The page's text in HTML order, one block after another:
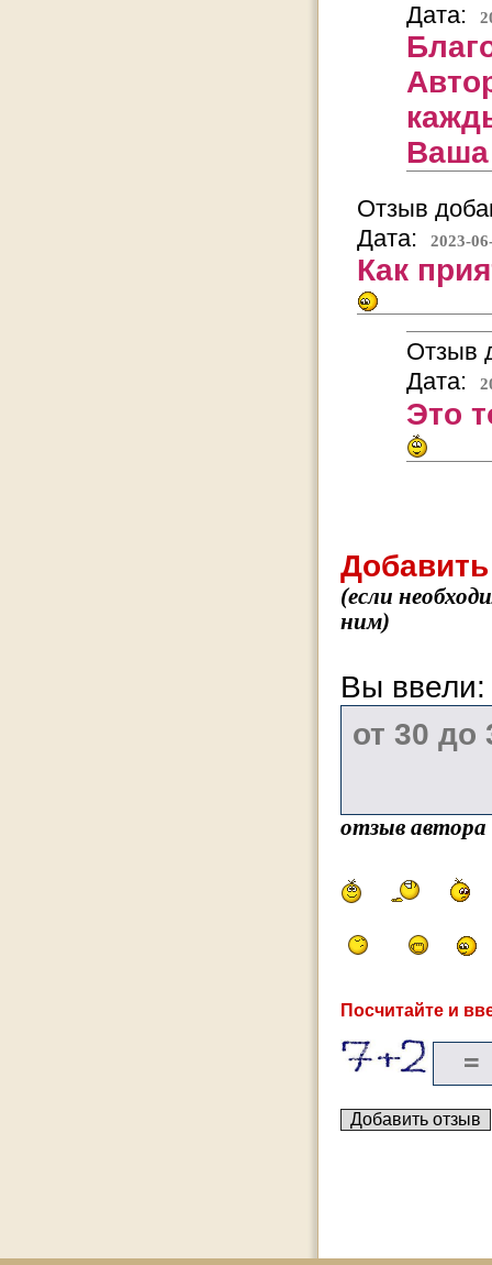
Дата:
Отзыв
Дата:
2023-
Как
Отзыв
Дата:
Это
(если
ним)
Вы
отзыв
Посчитайте и